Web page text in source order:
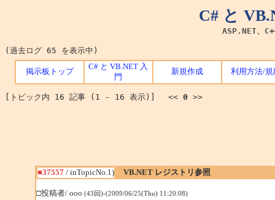
C# と
ASP.NET、
(過去ログ 65 を表示中)
掲示板トップ
C# と VB.NET 入
門
新規作成 利用方法/規
[トピック内 16 記事 (1 - 16 表示)] << 0 >>
■37557/ inTopicNo.1) VB.NET レジストリ参照
□投稿者/ ooo (43回)-(2009/06/25(Thu) 11:20:08)